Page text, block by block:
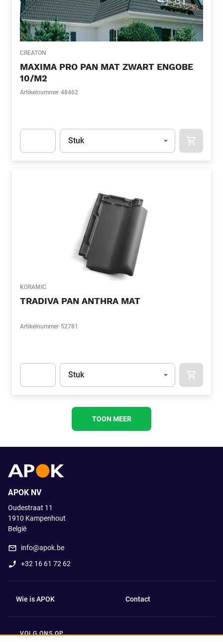
CREATON
MAXIMA PRO PAN MAT ZWART ENGOBE
10/M2
Artikelnummer 48462
Eenheid
Stuk
KORAMIC
TRADIVA PAN ANTHRA MAT
Artikelnummer 52781
Eenheid
Stuk
TOON MEER
APOK NV
Oudestraat 11
1910 Kampenhout
België
info@apok.be
+32 16 61 72 62
Wie is APOK Contact
VOLG ONS OP